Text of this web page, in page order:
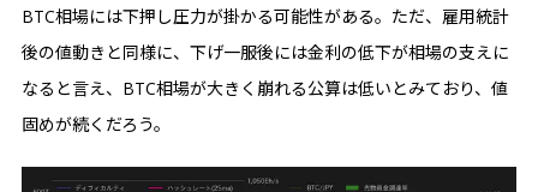
BTC相場には下押し圧力が掛かる可能性がある。ただ、雇用統計
後の値動きと同様に、下げ一服後には金利の低下が相場の支えに
なると言え、BTC相場が大きく崩れる公算は低いとみており、値
固めが続くだろう。